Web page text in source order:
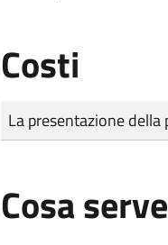
Costi
Tipo di pagamento
Importo
La presentazione
Cosa serve